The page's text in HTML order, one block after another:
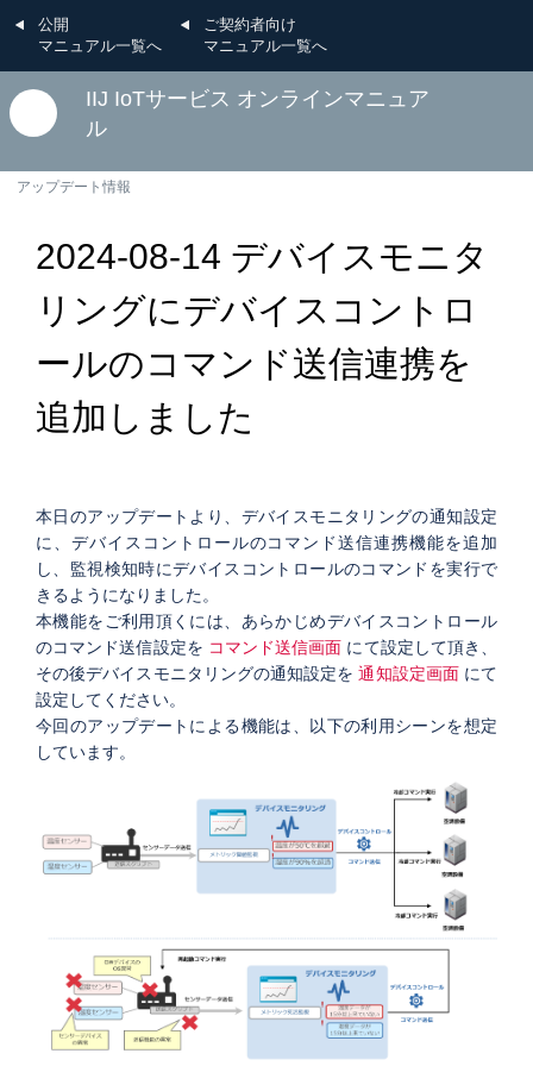
公開
マニュアル一覧へ
ご契約者向け
マニュアル一覧へ
IIJ IoTサービス オンラインマニュア
ル
アップデート情報
2024-08-14 デバイスモニタ
リングにデバイスコントロ
ールのコマンド送信連携を
追加しました
本日のアップデートより、デバイスモニタリングの通知設定
に、デバイスコントロールのコマンド送信連携機能を追加
し、 監視検知時にデバイスコントロールのコマンドを実行で
きるようになりました。
本機能をご利用頂くには、あらかじめデバイスコントロール
のコマンド送信設定を コマンド送信画面 にて設定して頂き、
その後デバイスモニタリングの通知設定を通知設定画面にて
設定してください。
今回のアップデートによる機能は、以下の利用シーンを想定
しています。